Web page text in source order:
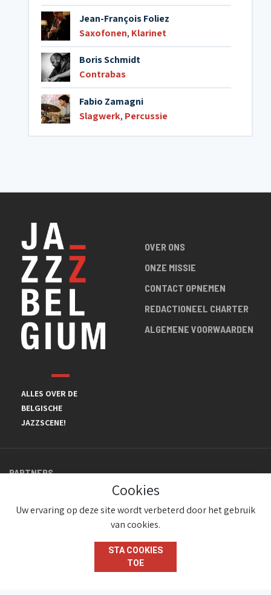
Jean-François Foliez
Saxofonen, Klarinet
Boris Schmidt
Contrabas
Fabio Zamagni
Slagwerk, Percussie
ALLES OVER DE
BELGISCHE
JAZZSCENE!
OVER ONS
ONZE MISSIE
CONTACT OPNEMEN
REDACTIONEEL CHARTER
ALGEMENE VOORWAARDEN
PARTNERS
© JazzInBelgium 2026 ( Version 1.1.2)
Cookies
Uw ervaring op deze site wordt verbeterd door het gebruik
van cookies.
STA COOKIES
TOE